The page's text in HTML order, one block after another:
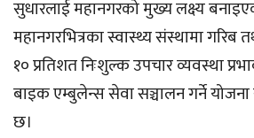
सुधारलाई महानगरको मुख्य लक्ष्य
महानगरभित्रका स्वास्थ्य संस्थामा गरिब
१० प्रतिशत निःशुल्क उपचार व्यवस्था
बाइक एम्बुलेन्स सेवा सञ्चालन गर्ने
छ।